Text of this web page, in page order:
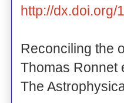
http://dx.doi.org/
Reconciling the
Thomas Ronnet
The